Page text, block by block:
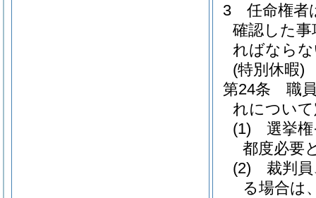
3
任命権者
確認した
ればなら
(特別休暇)
第24条
職
れについ
(1)
選挙
都度必要
(2)
裁判
る場合は